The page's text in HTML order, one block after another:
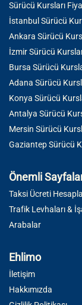
Sürücü Kursları
İstanbul Sürücü
Ankara Sürücü
İzmir Sürücü
Bursa Sürücü
Adana Sürücü
Konya Sürücü
Antalya Sürücü
Mersin Sürücü
Gaziantep Sürücü
Önemli
Taksi Ücreti
Trafik Levhaları &
Arabalar
Ehlimo
İletişim
Hakkımızda